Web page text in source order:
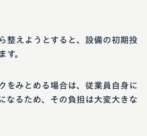
整えようとすると、設備の初期投
す。
をみとめる場合は、従業員自身に
なるため、その負担は大変大きな